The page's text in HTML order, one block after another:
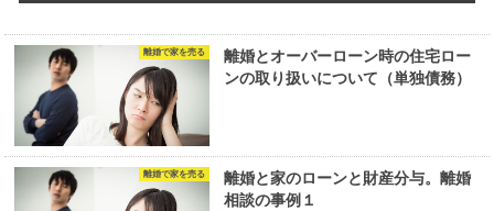
離婚で家を売る
離婚とオーバーローン時の住宅ロー
ンの取り扱いについて（単独債務）
離婚で家を売る
離婚と家のローンと財産分与。離婚
相談の事例１